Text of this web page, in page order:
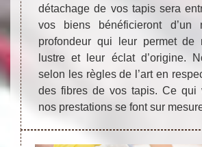
détachage de vos tapis sera
vos biens bénéficieront d’un
profondeur qui leur permet de
lustre et leur éclat d’origine.
selon les règles de l’art en
des fibres de vos tapis. Ce qui
nos prestations se font sur